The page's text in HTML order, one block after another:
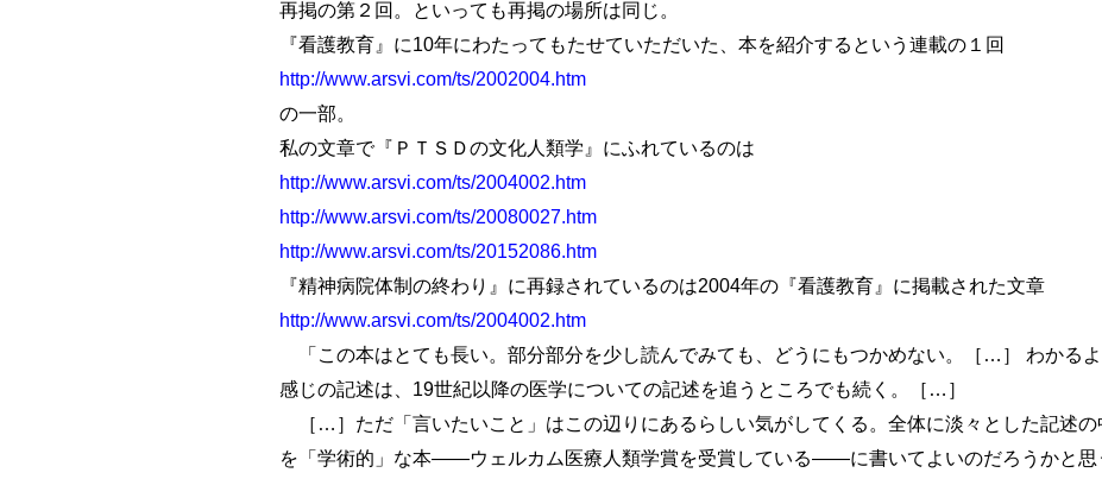
再掲の第２回。といっても再掲の場所は同じ。
『看護教育』に10年にわたってもたせていただいた、本を紹介するという連載の１回
http://www.arsvi.com/ts/2002004.htm
の一部。
私の文章で『ＰＴＳＤの文化人類学』にふれているのは
http://www.arsvi.com/ts/2004002.htm
http://www.arsvi.com/ts/20080027.htm
http://www.arsvi.com/ts/20152086.htm
『精神病院体制の終わり』に再録されているのは2004年の『看護教育』に掲載された文章
http://www.arsvi.com/ts/2004002.htm
「この本はとても長い。部分部分を少し読んでみても、どうにもつかめない。［…］ わかる
感じの記述は、19世紀以降の医学についての記述を追うところでも続く。［…］
［…］ただ「言いたいこと」はこの辺りにあるらしい気がしてくる。全体に淡々とした記述の
を「学術的」な本――ウェルカム医療人類学賞を受賞している――に書いてよいのだろうかと思